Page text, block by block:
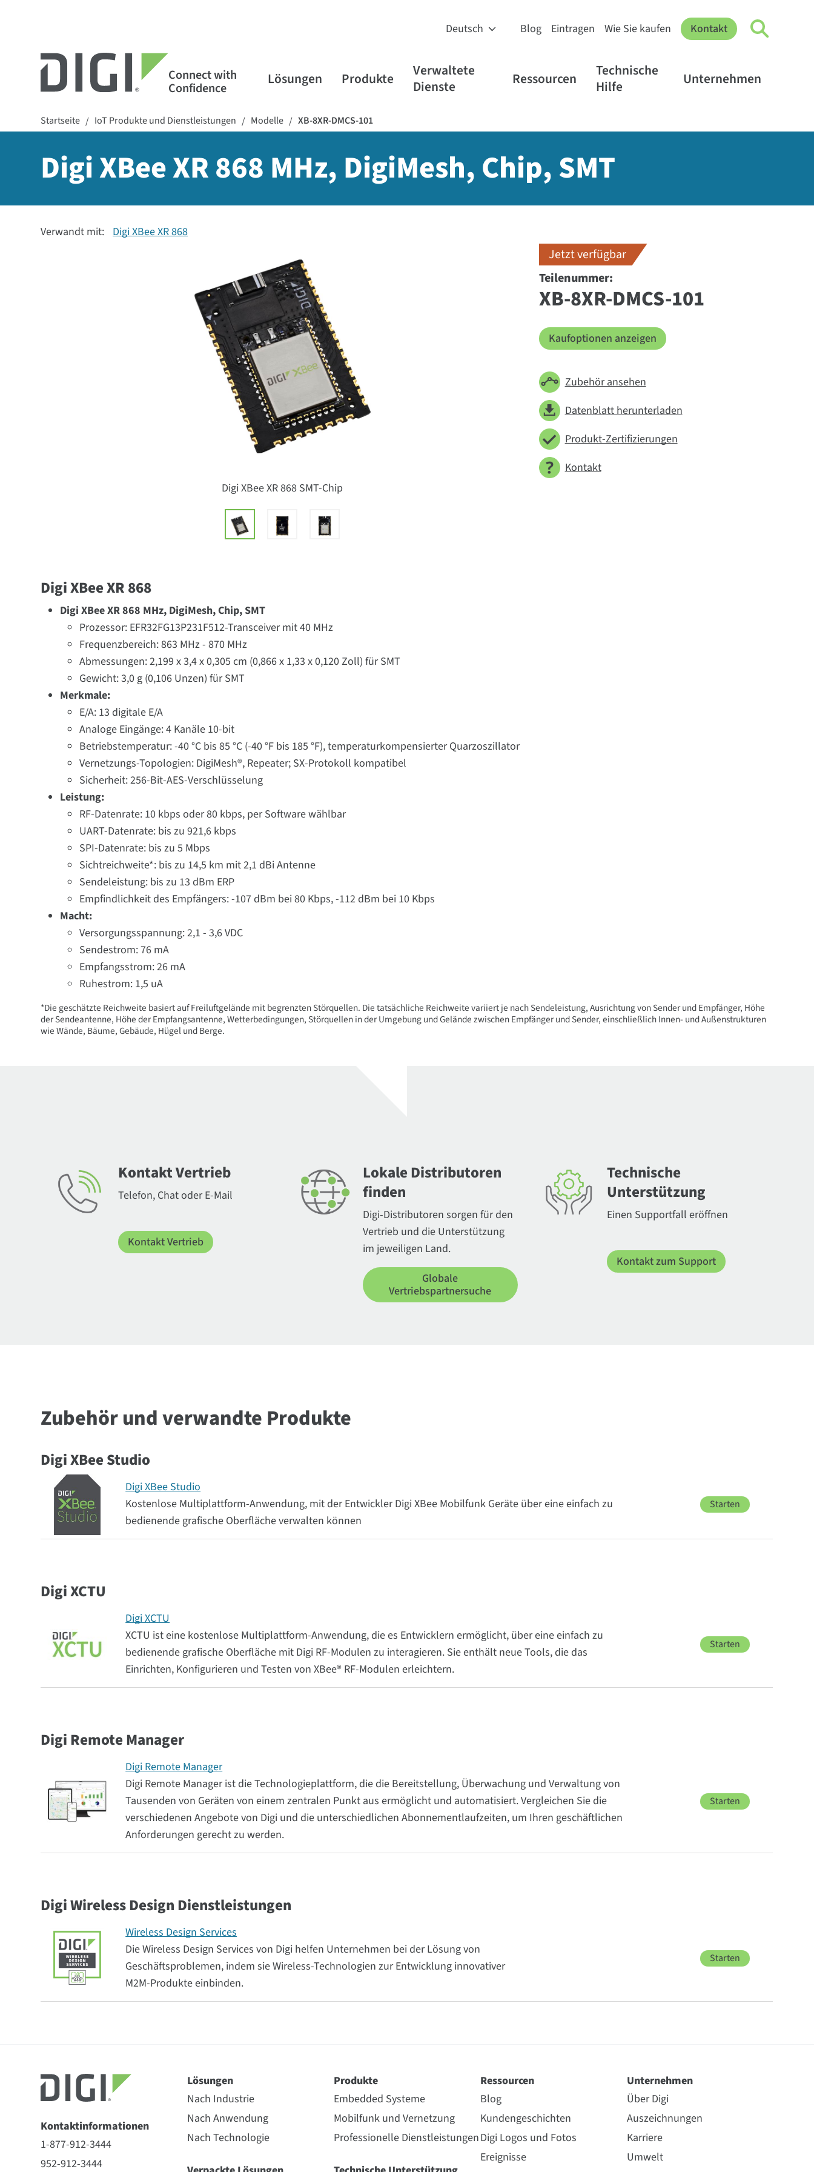
Connect with
Confidence
Blog Eintragen Wie Sie kaufen Kontakt
Lösungen Produkte
Verwaltete
Dienste
Ressourcen
Technische
Hilfe
Unternehmen
Startseite / IoT Produkte und Dienstleistungen / Modelle / XB-8XR-DMCS-101
Digi XBee XR 868 MHz, DigiMesh, Chip, SMT
Verwandt mit: Digi XBee XR 868
Digi XBee XR 868 SMT-Chip
Jetzt verfügbar
Teilenummer:
XB-8XR-DMCS-101
Kaufoptionen anzeigen
Zubehör ansehen
Datenblatt herunterladen
Produkt-Zertifizierungen
Kontakt
Digi XBee XR 868
Digi XBee XR 868 MHz, DigiMesh, Chip, SMT
Prozessor: EFR32FG13P231F512-Transceiver mit 40 MHz
Frequenzbereich: 863 MHz - 870 MHz
Abmessungen: 2,199 x 3,4 x 0,305 cm (0,866 x 1,33 x 0,120 Zoll) für SMT
Gewicht: 3,0 g (0,106 Unzen) für SMT
Merkmale:
E/A: 13 digitale E/A
Analoge Eingänge: 4 Kanäle 10-bit
Betriebstemperatur: -40 °C bis 85 °C (-40 °F bis 185 °F), temperaturkompensierter Quarzoszillator
Vernetzungs-Topologien: DigiMesh®, Repeater; SX-Protokoll kompatibel
Sicherheit: 256-Bit-AES-Verschlüsselung
Leistung:
RF-Datenrate: 10 kbps oder 80 kbps, per Software wählbar
UART-Datenrate: bis zu 921,6 kbps
SPI-Datenrate: bis zu 5 Mbps
Sichtreichweite*: bis zu 14,5 km mit 2,1 dBi Antenne
Sendeleistung: bis zu 13 dBm ERP
Empfindlichkeit des Empfängers: -107 dBm bei 80 Kbps, -112 dBm bei 10 Kbps
Macht:
Versorgungsspannung: 2,1 - 3,6 VDC
Sendestrom: 76 mA
Empfangsstrom: 26 mA
Ruhestrom: 1,5 uA
*Die geschätzte Reichweite basiert auf Freiluftgelände mit begrenzten Störquellen. Die tatsächliche Reichweite variiert je nach Sendeleistung, Ausrichtung von Sender und Empfänger, Höhe
der Sendeantenne, Höhe der Empfangsantenne, Wetterbedingungen, Störquellen in der Umgebung und Gelände zwischen Empfänger und Sender, einschließlich Innen- und Außenstrukturen
wie Wände, Bäume, Gebäude, Hügel und Berge.
Kontakt Vertrieb
Telefon, Chat oder E-Mail
Kontakt Vertrieb
Lokale Distributoren
finden
Digi-Distributoren sorgen für den
Vertrieb und die Unterstützung
im jeweiligen Land.
Globale
Vertriebspartnersuche
Technische
Unterstützung
Einen Supportfall eröffnen
Kontakt zum Support
Zubehör und verwandte Produkte
Digi XBee Studio
Digi XBee Studio
Kostenlose Multiplattform-Anwendung, mit der Entwickler Digi XBee Mobilfunk Geräte über eine einfach zu
bedienende grafische Oberfläche verwalten können
Starten
Digi XCTU
Digi XCTU
XCTU ist eine kostenlose Multiplattform-Anwendung, die es Entwicklern ermöglicht, über eine einfach zu
bedienende grafische Oberfläche mit Digi RF-Modulen zu interagieren. Sie enthält neue Tools, die das
Einrichten, Konfigurieren und Testen von XBee® RF-Modulen erleichtern.
Starten
Digi Remote Manager
Digi Remote Manager
Digi Remote Manager ist die Technologieplattform, die die Bereitstellung, Überwachung und Verwaltung von
Tausenden von Geräten von einem zentralen Punkt aus ermöglicht und automatisiert. Vergleichen Sie die
verschiedenen Angebote von Digi und die unterschiedlichen Abonnementlaufzeiten, um Ihren geschäftlichen
Anforderungen gerecht zu werden.
Starten
Digi Wireless Design Dienstleistungen
Wireless Design Services
Die Wireless Design Services von Digi helfen Unternehmen bei der Lösung von
Geschäftsproblemen, indem sie Wireless-Technologien zur Entwicklung innovativer
M2M-Produkte einbinden.
Starten
Kontaktinformationen
1-877-912-3444
952-912-3444
Lösungen
Nach Industrie
Nach Anwendung
Nach Technologie
Produkte
Embedded Systeme
Mobilfunk und Vernetzung
Professionelle Dienstleistungen
Ressourcen
Blog
Kundengeschichten
Digi Logos und Fotos
Ereignisse
Unternehmen
Über Digi
Auszeichnungen
Karriere
Umwelt